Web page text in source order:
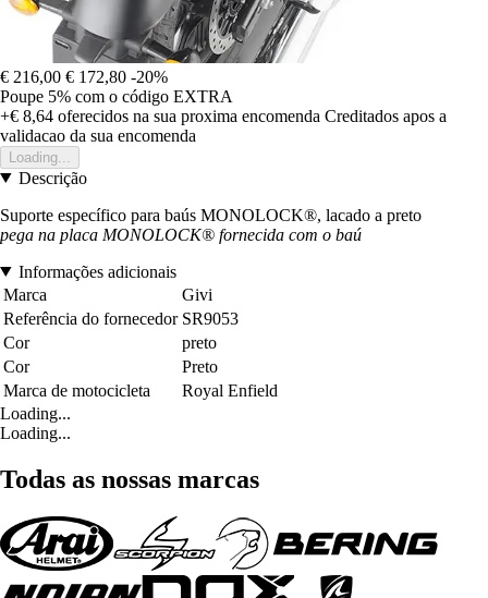
€ 216,00 € 172,80 -20%
Poupe 5% com o código EXTRA
+€ 8,64 oferecidos na sua proxima encomenda Creditados apos a
validacao da sua encomenda
Loading...
Descrição
Suporte específico para baús MONOLOCK®, lacado a preto
pega na placa MONOLOCK® fornecida com o baú
Informações adicionais
Marca
Givi
Referência do fornecedor SR9053
Cor
preto
Cor
Preto
Marca de motocicleta
Royal Enfield
Loading...
Loading...
Todas as nossas marcas